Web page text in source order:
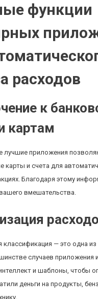
функции
расходов
к
картам
лучшие приложения
карты и счета для
Благодаря этому
вмешательства.
классификация — это одна
случаев приложения
и шаблоны, чтобы
деньги на продукты,